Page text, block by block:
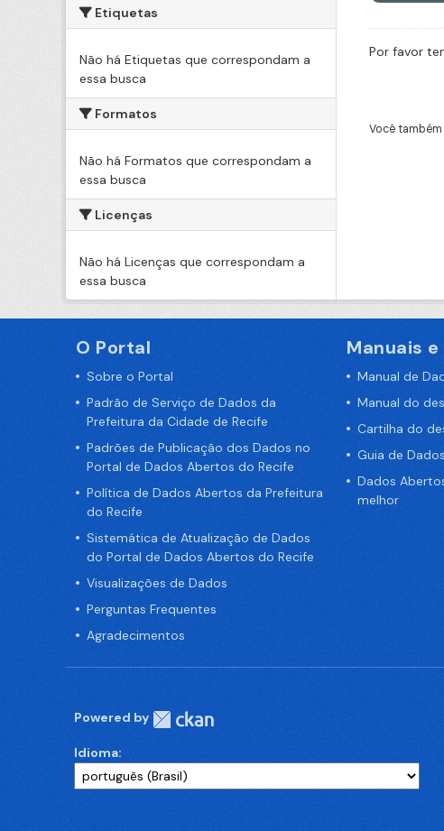
Etiquetas
Não há Etiquetas que correspondam a
essa busca
Formatos
Não há Formatos que correspondam a
essa busca
Licenças
Não há Licenças que correspondam a
essa busca
Por favor
Você
O Portal
Sobre o Portal
Padrão de Serviço de Dados da
Prefeitura da Cidade de Recife
Padrões de Publicação dos Dados no
Portal de Dados Abertos do Recife
Política de Dados Abertos da Prefeitura
do Recife
Sistemática de Atualização de Dados
do Portal de Dados Abertos do Recife
Visualizações de Dados
Perguntas Frequentes
Agradecimentos
Manuais
Manual de
Manual do
Cartilha do
Guia de
Dados
melhor
Powered by
Idioma